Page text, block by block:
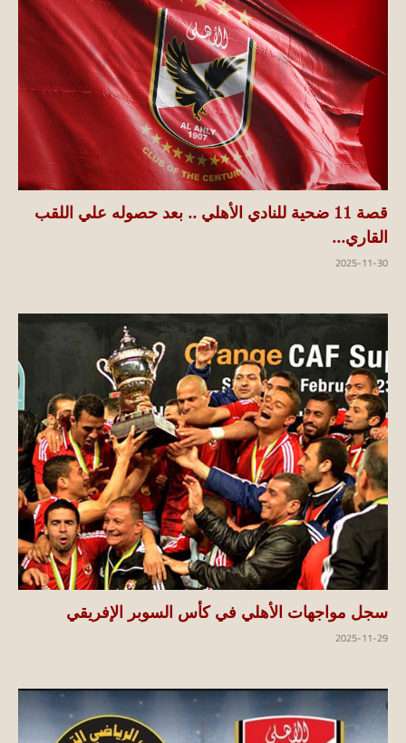
قصة 11 ضحية للنادي الأهلي .. بعد حصوله علي اللقب
القاري...
2025-11-30
سجل مواجهات الأهلي في كأس السوبر الإفريقي
2025-11-29